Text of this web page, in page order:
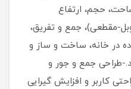
حجم، ارتفاع
مقطعی)، جمع و تفریق،
در خانه، ساخت و ساز و
طراحی جمع و جور و
کاربر و افزایش گیرایی